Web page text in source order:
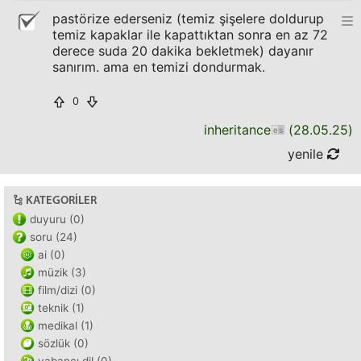
pastörize ederseniz (temiz şişelere doldurup
temiz kapaklar ile kapattıktan sonra en az 72
derece suda 20 dakika bekletmek) dayanır
sanırım. ama en temizi dondurmak.
0
inheritance (28.05.25)
yenile
KATEGORILER
duyuru (0)
soru (24)
ai (0)
müzik (3)
film/dizi (0)
teknik (1)
medikal (1)
sözlük (0)